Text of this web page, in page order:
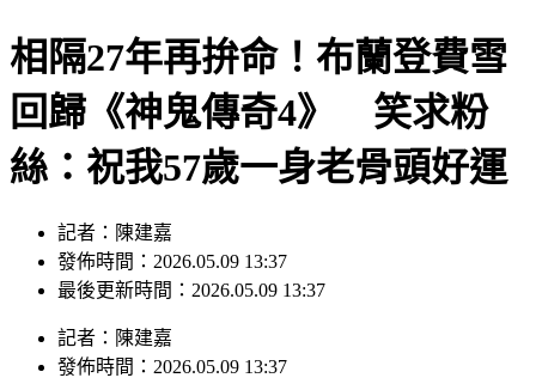
相隔27年再拚命！布蘭登費雪
回歸《神鬼傳奇4》 笑求粉
絲：祝我57歲一身老骨頭好運
記者：陳建嘉
發佈時間：2026.05.09 13:37
最後更新時間：2026.05.09 13:37
記者 ： 陳建嘉
發佈時間： 2026.05.09 13:37